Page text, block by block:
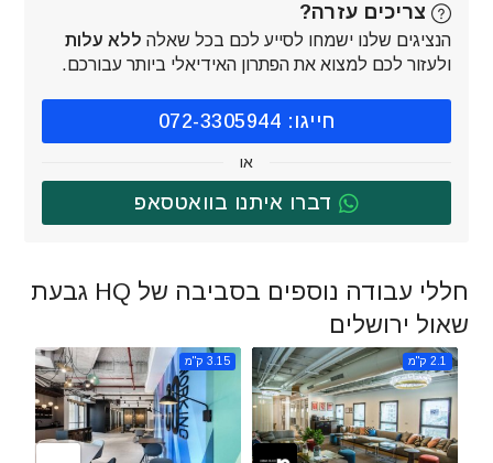
צריכים עזרה?
הנציגים שלנו ישמחו לסייע לכם בכל שאלה ללא עלות
ולעזור לכם למצוא את הפתרון האידיאלי ביותר עבורכם.
חייגו: 072-3305944
או
דברו איתנו בוואטסאפ
חללי עבודה נוספים בסביבה של HQ גבעת
שאול ירושלים
2.1 ק"מ 3.15 ק"מ